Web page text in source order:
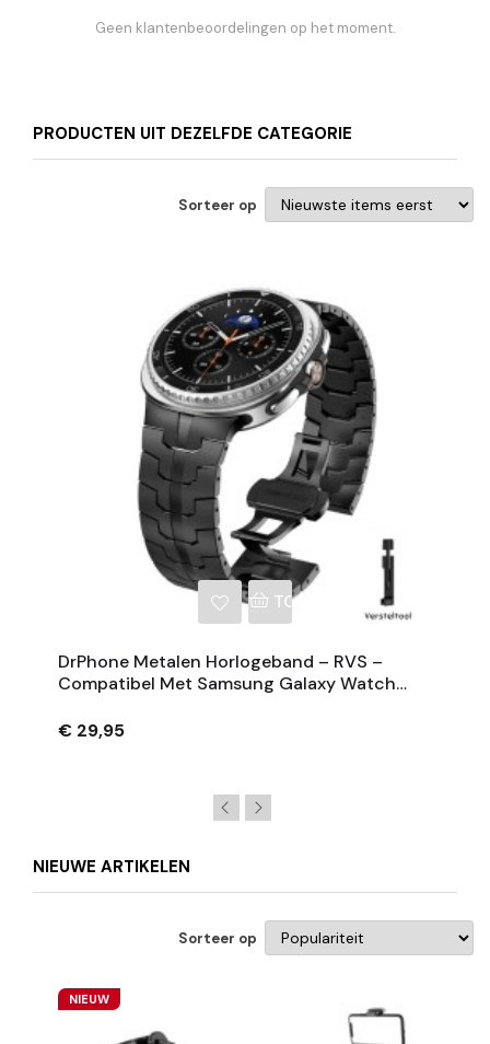
Geen klantenbeoordelingen op het moment.
PRODUCTEN UIT DEZELFDE CATEGORIE
Sorteer op
TOEVOEGEN AAN
DrPhone Metalen Horlogeband – RVS –
Compatibel Met Samsung Galaxy Watch
€ 29,95
NIEUWE ARTIKELEN
Sorteer op
NIEUW